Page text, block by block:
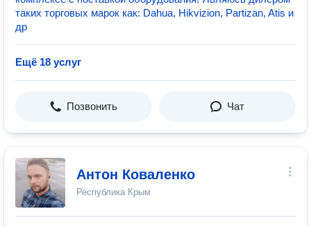
таких торговых марок как: Dahua, Hikvizion, Partizan, Atis и
др
Ещё 18 услуг
Позвонить Чат
Антон Коваленко
Республика Крым